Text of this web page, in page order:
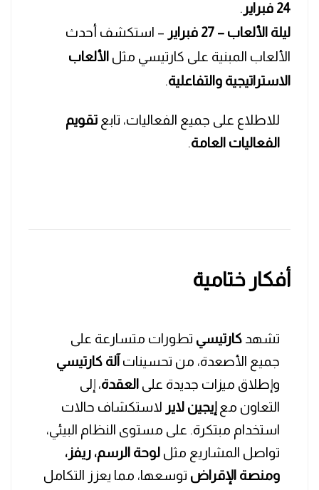
24 فبراير
.
ليلة الألعاب – 27 فبراير
– استكشف أحدث
الألعاب المبنية على كارتيسي مثل الألعاب
الاستراتيجية والتفاعلية.
للاطلاع على جميع الفعاليات، تابع تقويم
الفعاليات العامة.
أفكار ختامية
تشهد كارتيسي تطورات متسارعة على
جميع الأصعدة، من تحسينات آلة كارتيسي
وإطلاق ميزات جديدة على العقدة، إلى
التعاون مع إيجين لاير لاستكشاف حالات
استخدام مبتكرة. على مستوى النظام البيئي،
تواصل المشاريع مثل لوحة الرسم، ريفز،
ومنصة الإقراض توسعها، مما يعزز التكامل